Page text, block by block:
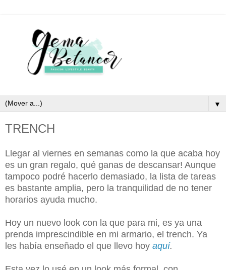
▼
TRENCH
Llegar al viernes en semanas como la que acaba hoy
es un gran regalo, qué ganas de descansar! Aunque
tampoco podré hacerlo demasiado, la lista de tareas
es bastante amplia, pero la tranquilidad de no tener
horarios ayuda mucho.
Hoy un nuevo look con la que para mi, es ya una
prenda imprescindible en mi armario, el trench. Ya
les había enseñado el que llevo hoy aquí.